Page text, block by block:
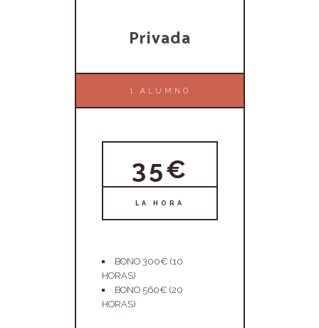
Privada
1 ALUMNO
35€
LA HORA
BONO 300€ (10
HORAS)
BONO 560€ (20
HORAS)